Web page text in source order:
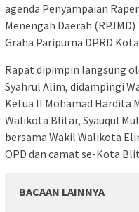
agenda Penyampaian
Menengah Daerah
Graha Paripurna DPRD
Rapat dipimpin langsung
Syahrul Alim, didampingi
Ketua II Mohamad Hardita
Walikota Blitar, Syauqul
bersama Wakil Walikota
OPD dan camat se-Kota
BACAAN LAINNYA